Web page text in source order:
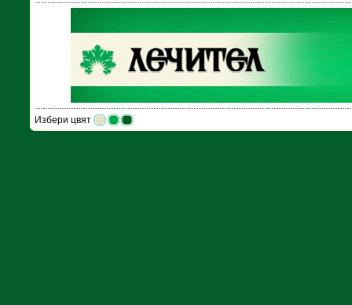
Избери цвят